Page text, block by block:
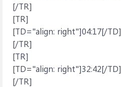
[/TR]
[TR]
[TD="align: right"]04:17[/TD]
[/TR]
[TR]
[TD="align: right"]32:42[/TD]
[/TR]